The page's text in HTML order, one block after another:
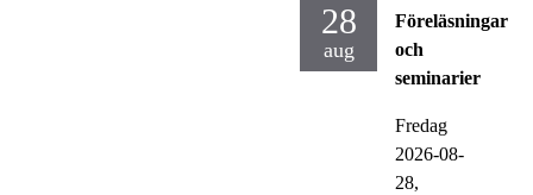
28
aug
Föreläsningar
och
seminarier
Fredag
2026-08-
28,